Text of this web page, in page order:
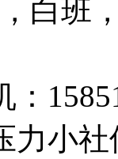
白班
力小社